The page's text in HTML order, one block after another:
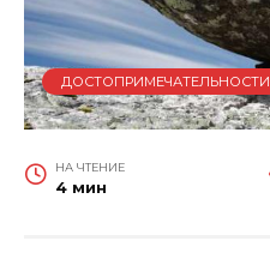
ДОСТОПРИМЕЧАТЕЛЬНОСТИ
НА ЧТЕНИЕ
4 мин